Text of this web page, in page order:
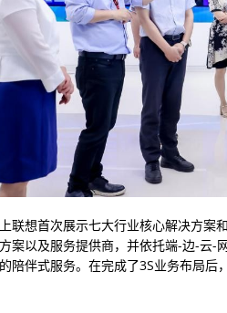
联想首次展示七大行业核心解决方案
案以及服务提供商，并依托端-边-云-
陪伴式服务。在完成了3S业务布局